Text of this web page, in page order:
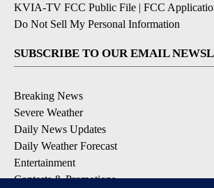
KVIA-TV FCC Public File | FCC
Do Not Sell My Personal Information
SUBSCRIBE TO OUR EMAIL
Breaking News
Severe Weather
Daily News Updates
Daily Weather Forecast
Entertainment
Contests & Promotions